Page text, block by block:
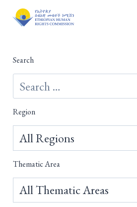
Search
Region
Thematic Area